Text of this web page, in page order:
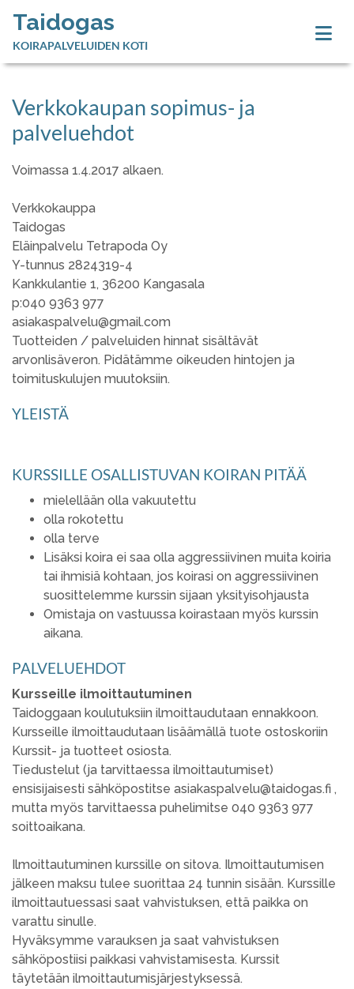
Taidogas
KOIRAPALVELUIDEN KOTI
Verkkokaupan sopimus- ja
palveluehdot
Voimassa 1.4.2017 alkaen.
Verkkokauppa
Taidogas
Eläinpalvelu Tetrapoda Oy
Y-tunnus 2824319-4
Kankkulantie 1, 36200 Kangasala
p:040 9363 977
asiakaspalvelu@gmail.com
Tuotteiden / palveluiden hinnat sisältävät
arvonlisäveron. Pidätämme oikeuden hintojen ja
toimituskulujen muutoksiin.
YLEISTÄ
KURSSILLE OSALLISTUVAN KOIRAN PITÄÄ
mielellään olla vakuutettu
olla rokotettu
olla terve
Lisäksi koira ei saa olla aggressiivinen muita koiria
tai ihmisiä kohtaan, jos koirasi on aggressiivinen
suosittelemme kurssin sijaan yksityisohjausta
Omistaja on vastuussa koirastaan myös kurssin
aikana.
PALVELUEHDOT
Kursseille ilmoittautuminen
Taidoggaan koulutuksiin ilmoittaudutaan ennakkoon.
Kursseille ilmoittaudutaan lisäämällä tuote ostoskoriin
Kurssit- ja tuotteet osiosta.
Tiedustelut (ja tarvittaessa ilmoittautumiset)
ensisijaisesti sähköpostitse asiakaspalvelu@taidogas.fi ,
mutta myös tarvittaessa puhelimitse 040 9363 977
soittoaikana.
Ilmoittautuminen kurssille on sitova. Ilmoittautumisen
jälkeen maksu tulee suorittaa 24 tunnin sisään. Kurssille
ilmoittautuessasi saat vahvistuksen, että paikka on
varattu sinulle.
Hyväksymme varauksen ja saat vahvistuksen
sähköpostiisi paikkasi vahvistamisesta. Kurssit
täytetään ilmoittautumisjärjestyksessä.